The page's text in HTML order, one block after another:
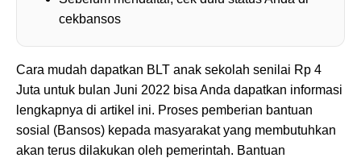
cekbansos
Cara mudah dapatkan BLT anak sekolah senilai Rp 4
Juta untuk bulan Juni 2022 bisa Anda dapatkan informasi
lengkapnya di artikel ini. Proses pemberian bantuan
sosial (Bansos) kepada masyarakat yang membutuhkan
akan terus dilakukan oleh pemerintah. Bantuan